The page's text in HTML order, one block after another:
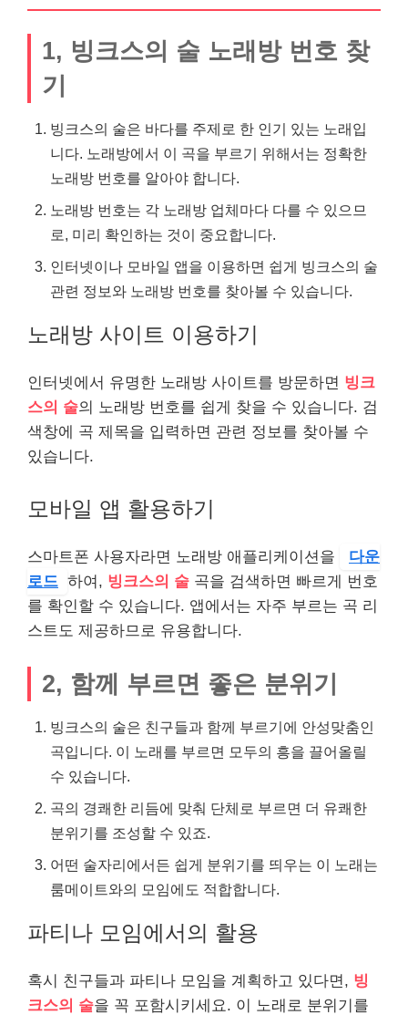
1, 빙크스의 술 노래방 번호 찾
기
빙크스의 술은 바다를 주제로 한 인기 있는 노래입
니다. 노래방에서 이 곡을 부르기 위해서는 정확한
노래방 번호를 알아야 합니다.
노래방 번호는 각 노래방 업체마다 다를 수 있으므
로, 미리 확인하는 것이 중요합니다.
인터넷이나 모바일 앱을 이용하면 쉽게 빙크스의 술
관련 정보와 노래방 번호를 찾아볼 수 있습니다.
노래방 사이트 이용하기
인터넷에서 유명한 노래방 사이트를 방문하면 빙크
스의 술의 노래방 번호를 쉽게 찾을 수 있습니다. 검
색창에 곡 제목을 입력하면 관련 정보를 찾아볼 수
있습니다.
모바일 앱 활용하기
스마트폰 사용자라면 노래방 애플리케이션을
다운
로드 하여, 빙크스의 술 곡을 검색하면 빠르게 번호
를 확인할 수 있습니다. 앱에서는 자주 부르는 곡 리
스트도 제공하므로 유용합니다.
2, 함께 부르면 좋은 분위기
빙크스의 술은 친구들과 함께 부르기에 안성맞춤인
곡입니다. 이 노래를 부르면 모두의 흥을 끌어올릴
수 있습니다.
곡의 경쾌한 리듬에 맞춰 단체로 부르면 더 유쾌한
분위기를 조성할 수 있죠.
어떤 술자리에서든 쉽게 분위기를 띄우는 이 노래는
룸메이트와의 모임에도 적합합니다.
파티나 모임에서의 활용
혹시 친구들과 파티나 모임을 계획하고 있다면, 빙
크스의 술을 꼭 포함시키세요. 이 노래로 분위기를